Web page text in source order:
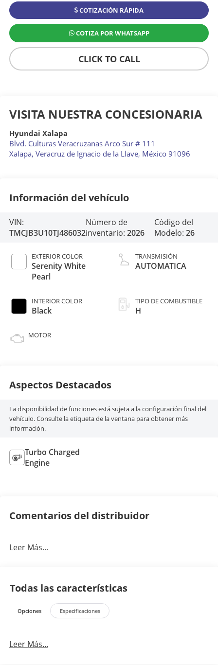
COTIZACIÓN RÁPIDA
COTIZA POR WHATSAPP
CLICK TO CALL
VISITA NUESTRA CONCESIONARIA
Hyundai Xalapa
Blvd. Culturas Veracruzanas Arco Sur # 111
Xalapa, Veracruz de Ignacio de la Llave, México 91096
Información del vehículo
VIN:
TMCJB3U10TJ486032
Número de
inventario: 2026
Código del
Modelo:26
EXTERIOR COLOR
Serenity White
Pearl
INTERIOR COLOR
Black
MOTOR
TRANSMISIÓN
AUTOMATICA
TIPO DE COMBUSTIBLE
H
Aspectos Destacados
La disponibilidad de funciones está sujeta a la configuración final del
vehículo. Consulte la etiqueta de la ventana para obtener más
información.
Turbo Charged
Engine
Comentarios del distribuidor
Leer Más...
Todas las características
Opciones Especificaciones
Leer Más...